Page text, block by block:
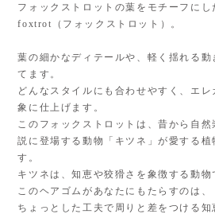
フォックストロットの葉をモチーフにし
foxtrot（フォックストロット）。
葉の細かなディテールや、軽く揺れる動
てます。
どんなスタイルにも合わせやすく、エ
象に仕上げます。
このフォックストロットは、昔から自
説に登場する動物「キツネ」が愛する植
す。
キツネは、知恵や狡猾さを象徴する動物
このヘアゴムがあなたにもたらすのは、
ちょっとした工夫で周りと差をつける